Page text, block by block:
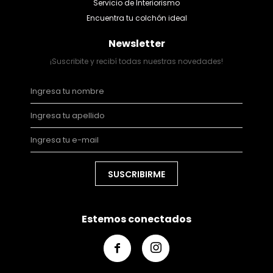
Servicio de Interiorismo
Encuentra tu colchón ideal
Newsletter
¡Suscribite y recibí todas nuestras novedades!
SUSCRIBIRME
Estemos conectados
 